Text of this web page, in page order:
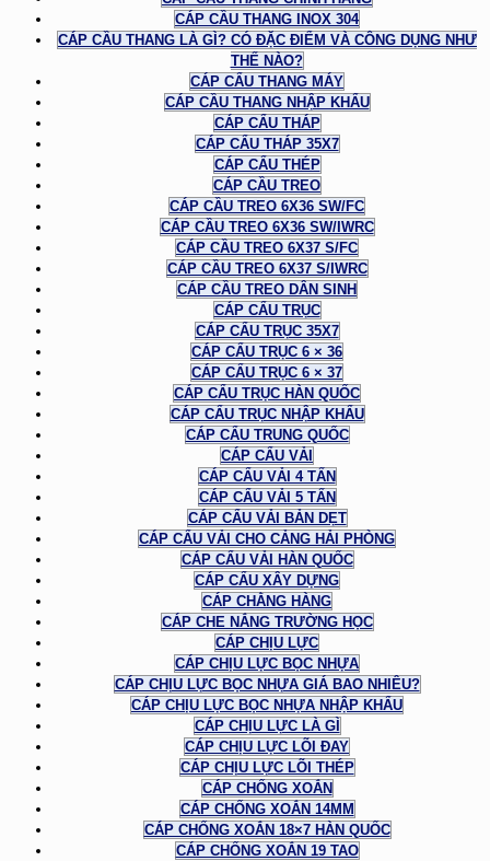
CÁP CẦU THANG INOX 304
CÁP CẦU THANG LÀ GÌ? CÓ ĐẶC ĐIỂM VÀ CÔNG DỤNG NHƯ
THẾ NÀO?
CÁP CẨU THANG MÁY
CÁP CẦU THANG NHẬP KHẨU
CÁP CẨU THÁP
CÁP CẨU THÁP 35X7
CÁP CẨU THÉP
CÁP CẦU TREO
CÁP CẦU TREO 6X36 SW/FC
CÁP CẦU TREO 6X36 SW/IWRC
CÁP CẦU TREO 6X37 S/FC
CÁP CẦU TREO 6X37 S/IWRC
CÁP CẦU TREO DÂN SINH
CÁP CẨU TRỤC
CÁP CẨU TRỤC 35X7
CÁP CẨU TRỤC 6 × 36
CÁP CẨU TRỤC 6 × 37
CÁP CẨU TRỤC HÀN QUỐC
CÁP CẨU TRỤC NHẬP KHẨU
CÁP CẨU TRUNG QUỐC
CÁP CẨU VẢI
CÁP CẨU VẢI 4 TẤN
CÁP CẨU VẢI 5 TẤN
CÁP CẨU VẢI BẢN DẸT
CÁP CẨU VẢI CHO CẢNG HẢI PHÒNG
CÁP CẨU VẢI HÀN QUỐC
CÁP CẨU XÂY DỰNG
CÁP CHẰNG HÀNG
CÁP CHE NẮNG TRƯỜNG HỌC
CÁP CHỊU LỰC
CÁP CHỊU LỰC BỌC NHỰA
CÁP CHỊU LỰC BỌC NHỰA GIÁ BAO NHIÊU?
CÁP CHỊU LỰC BỌC NHỰA NHẬP KHẨU
CÁP CHỊU LỰC LÀ GÌ
CÁP CHỊU LỰC LÕI ĐAY
CÁP CHỊU LỰC LÕI THÉP
CÁP CHỐNG XOẮN
CÁP CHỐNG XOẮN 14MM
CÁP CHỐNG XOẮN 18×7 HÀN QUỐC
CÁP CHỐNG XOẮN 19 TAO